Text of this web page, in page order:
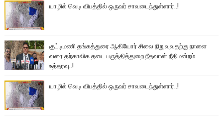
யாழில் வெடி விபத்தில் ஒருவர் சாவடைந்துள்ளார்..!
குட்டிமணி தங்கத்துரை ஆகியோர் சிலை நிறுவுவதற்கு நாளை
வரை தற்காலிக தடை பருத்தித்துறை நீதவான் நீதிமன்றம்
உத்தரவு..!
யாழில் வெடி விபத்தில் ஒருவர் சாவடைந்துள்ளார்..!